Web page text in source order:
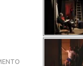
‘U